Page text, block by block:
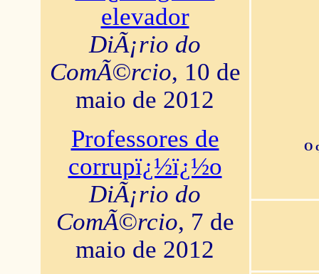
elevador
DiÃ¡rio do
ComÃ©rcio, 10 de
maio de 2012
Professores de
corrupï¿½ï¿½o
DiÃ¡rio do
ComÃ©rcio, 7 de
maio de 2012
O